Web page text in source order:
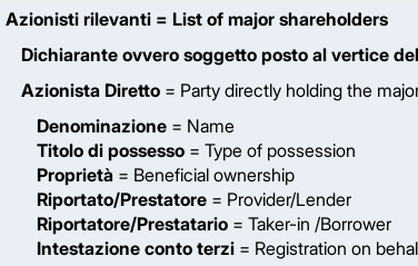
Azionisti rilevanti = List of major shareholders
Dichiarante ovvero soggetto posto al vertice
Azionista Diretto = Party directly holding the
Denominazione = Name
Titolo di possesso = Type of possession
Proprietà = Beneficial ownership
Riportato/Prestatore = Provider/Lender
Riportatore/Prestatario = Taker-in /Borrower
Intestazione conto terzi = Registration on